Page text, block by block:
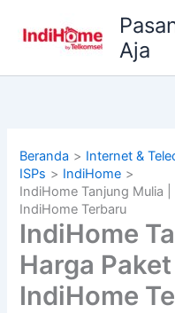
Aja
Beranda Internet &
ISPs
IndiHome
IndiHome Tanjung Mulia
IndiHome Terbaru
IndiHome
Harga
IndiHome